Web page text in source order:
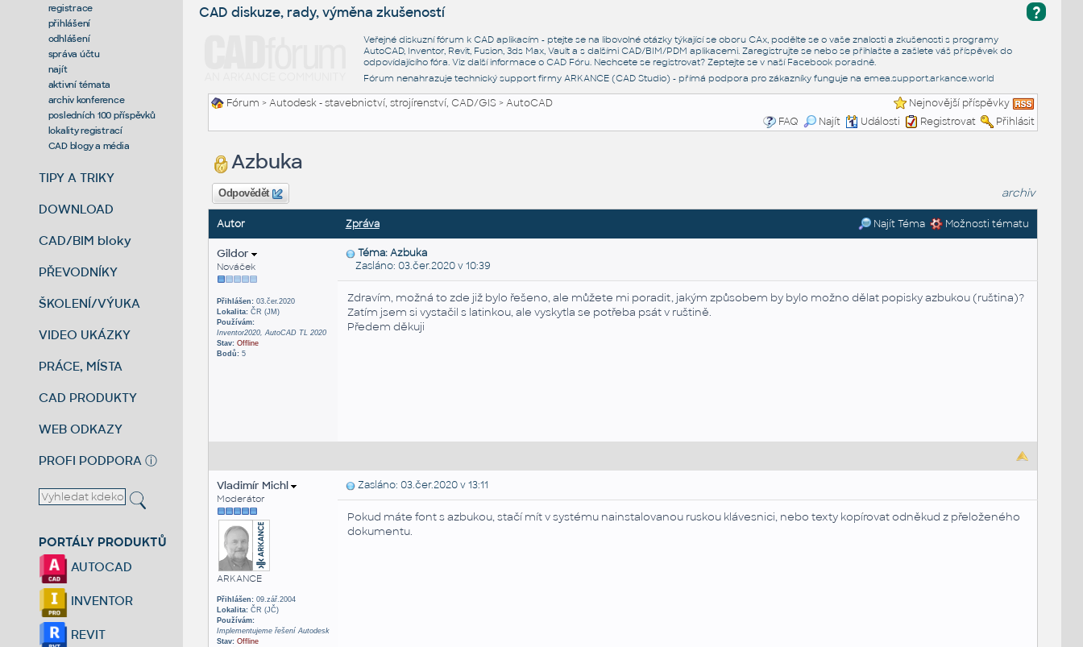
registrace
přihlášení
odhlášení
správa účtu
najít
aktivní témata
archiv konference
posledních 100 příspěvků
lokality registrací
CAD blogy a média
TIPY A TRIKY
DOWNLOAD
CAD/BIM bloky
PŘEVODNÍKY
ŠKOLENÍ/VÝUKA
VIDEO UKÁZKY
PRÁCE, MÍSTA
CAD PRODUKTY
WEB ODKAZY
PROFI PODPORA ⓘ
PORTÁLY PRODUKTŮ
AUTOCAD
INVENTOR
REVIT
?
CAD diskuze, rady, výměna zkušeností
Veřejné diskuzní fórum k CAD aplikacím - ptejte se na libovolné otázky týkající se oboru CAx, podělte se o vaše znalosti a zkušenosti s programy
AutoCAD, Inventor, Revit, Fusion, 3ds Max, Vault a s dalšími CAD/BIM/PDM aplikacemi. Zaregistrujte se nebo se přihlašte a zašlete váš příspěvek do
odpovídajícího fóra. Viz další informace o CAD Fóru. Nechcete se registrovat? Zeptejte se v naší Facebook poradně.
Fórum nenahrazuje technický support firmy ARKANCE (CAD Studio) - přímá podpora pro zákazníky funguje na emea.support.arkance.world
Fórum >Autodesk - stavebnictví, strojírenství, CAD/GIS>AutoCAD
Nejnovější příspěvky
FAQ
Najít Události Registrovat Přihlásit
Azbuka
Odpovědět archiv
Autor Zpráva Najít Téma Možnosti tématu
Gildor
Nováček
Přihlášen:03.čer.2020
Lokalita:ČR (JM)
Používám:
Inventor2020, AutoCAD TL 2020
Stav: Offline
Bodů:5
Téma: Azbuka
Zasláno: 03.čer.2020 v 10:39
Zdravím, možná to zde již bylo řešeno, ale můžete mi poradit, jakým způsobem by bylo možno dělat popisky azbukou (ruština)?
Zatím jsem si vystačil s latinkou, ale vyskytla se potřeba psát v ruštině.
Předem děkuji
Vladimír Michl
Moderátor
ARKANCE
Přihlášen:09.zář.2004
Lokalita:ČR (JČ)
Používám:
Implementujeme řešení Autodesk
Stav: Offline
Zasláno: 03.čer.2020 v 13:11
Pokud máte font s azbukou, stačí mít v systému nainstalovanou ruskou klávesnici, nebo texty kopírovat odněkud z přeloženého
dokumentu.